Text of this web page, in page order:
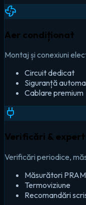
Aer condiționat
Montaj și conexiuni
Circuit dedicat
Siguranță
Cablare premium
Verificări &
Verificări periodice,
Măsurători PRAM
Termoviziune
Recomandări